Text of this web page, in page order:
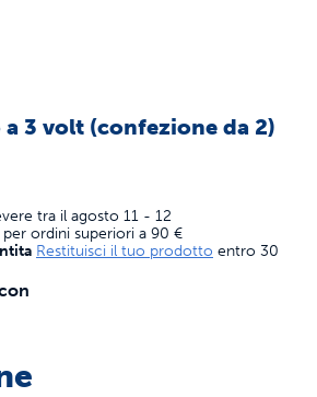
3 volt (confezione da 2)
tra il agosto 11 - 12
per ordini superiori a 90 €
Restituisci il tuo prodotto entro 30